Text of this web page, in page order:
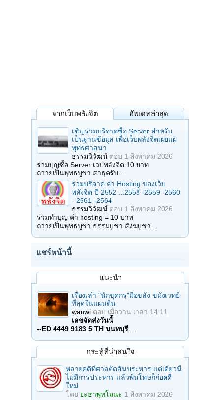
จากเว็บพลังจิต อัพเดทล่าสุด
เชิญร่วมบริจาคซื้อ Server สำหรับ
เป็นฐานข้อมูล เพื่อเว็บพลังจิตเผยแผ่
พุทธศาสนา
ธรรมวิวัฒน์ ตอบ 1 สิงหาคม 2026
ร่วมบุญซื้อ Server เวปพลังจิต 10 บาท
ถวายเป็นพุทธบูชา สาธุครับ…
ร่วมบริจาค ค่า Hosting ของเว็บ
พลังจิต ปี 2552 ...2558 -2559 -2560
- 2561 -2564
ธรรมวิวัฒน์ ตอบ 1 สิงหาคม 2026
ร่วมทำบุญ ค่า hosting = 10 บาท
ถวายเป็นพุทธบูชา ธรรมบูชา สังฆบูชา…
แชร์หน้านี้
แนะนำ
เรื่องเล่า "นักขุดกรุ"มือขลัง ขมังเวทย์
ที่สุดในแผ่นดิน
wanwi ตอบ เมื่อวาน เวลา 14:11
เลขจัดส่งวันนี้
--ED 4449 9183 5 TH นนทบุรี
กระทู้ที่น่าสนใจ
หลายคดีที่ศาลตัดสินประหาร แต่เดี๋ยวนี้
ไม่มีการประหาร แล้วพ้นโทษก็ก่อคดี
ใหม่
โดย ยะธาพุทโมนะ 1 สิงหาคม 2026